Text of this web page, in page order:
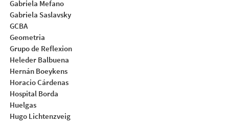
Gabriela Mefano
Gabriela Saslavsky
GCBA
Geometria
Grupo de Reflexion
Heleder Balbuena
Hernán Boeykens
Horacio Cárdenas
Hospital Borda
Huelgas
Hugo Lichtenzveig